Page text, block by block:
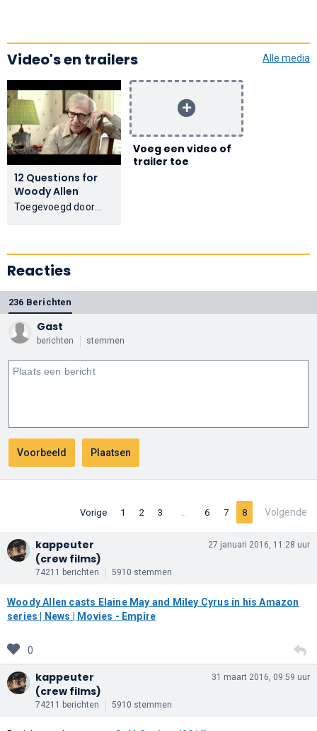
Video's en trailers Alle media
12 Questions for
Woody Allen
Toegevoegd door
Voeg een video of
trailer toe
Reacties
236 Berichten
Gast
berichten stemmen
Vorige 1 2 3 6 7 8 Volgende
kappeuter
(crew films)
74211 berichten 5910 stemmen
27 januari 2016, 11:28 uur
Woody Allen casts Elaine May and Miley Cyrus in his Amazon
series | News | Movies - Empire
0
kappeuter
(crew films)
74211 berichten 5910 stemmen
31 maart 2016, 09:59 uur